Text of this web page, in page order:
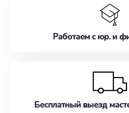
Работаем с юр. и
Бесплатный выезд